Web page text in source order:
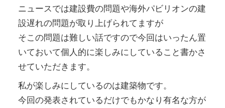
ニュースでは建設費の問題や海外パビリオンの建
設遅れの問題が取り上げられてますが
そこの問題は難しい話ですので今回はいったん置
いておいて個人的に楽しみにしていること書かさ
せていただきます。
私が楽しみにしているのは建築物です。
今回の発表されているだけでもかなり有名な方が